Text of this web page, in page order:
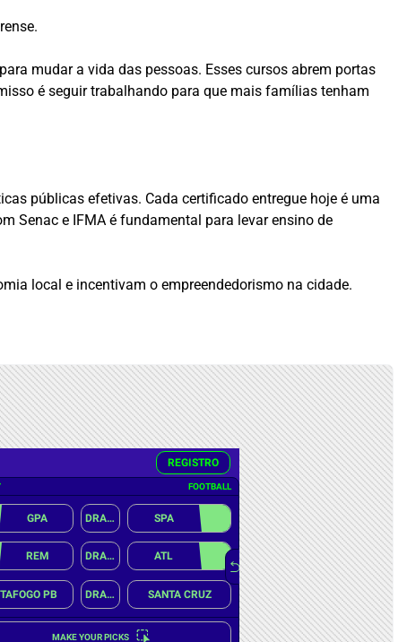
mudar a vida das pessoas. Esses cursos abrem portas
é seguir trabalhando para que mais famílias tenham
públicas efetivas. Cada certificado entregue hoje é uma
Senac e IFMA é fundamental para levar ensino de
local e incentivam o empreendedorismo na cidade.